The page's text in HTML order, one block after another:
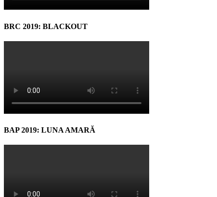
BRC 2019: BLACKOUT
BAP 2019: LUNA AMARĂ